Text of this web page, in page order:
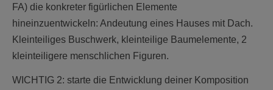
FA) die konkreter figürlichen Elemente
hineinzuentwickeln: Andeutung eines Hauses mit Dach.
Kleinteiliges Buschwerk, kleinteilige Baumelemente, 2
kleinteiligere menschlichen Figuren.
WICHTIG 2: starte die Entwicklung deiner Komposition